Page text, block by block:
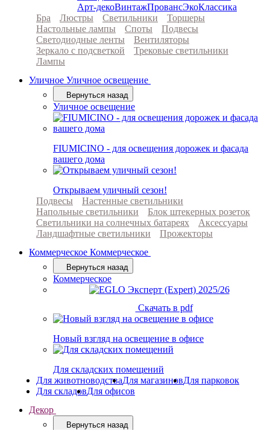
Арт-декоВинтажПровансЭкоКлассика
Бра
Люстры Светильники
Торшеры
Настольные лампы
Споты
Подвесы
Светодиодные ленты
Вентиляторы
Зеркало с подсветкой
Трековые светильники
Лампы
Уличное Уличное освещение
Вернуться назад
Уличное освещение
FIUMICINO - для освещения дорожек и фасада
вашего дома
Открываем уличный сезон!
Подвесы
Настенные светильники
Напольные светильники
Блок штекерных розеток
Светильники на солнечных батареях
Аксессуары
Ландшафтные светильники
Прожекторы
Коммерческое Коммерческое
Вернуться назад
Коммерческое
Скачать в pdf
Новый взгляд на освещение в офисе
Для складских помещений
Для животноводстваДля магазиновДля парковок
Для складовДля офисов
Декор
Вернуться назад